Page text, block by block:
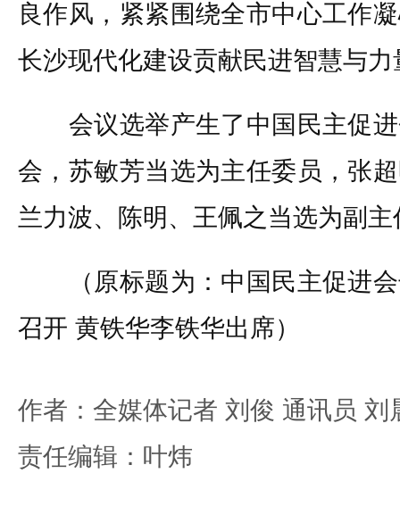
良作风，紧紧围绕全市中心工作
长沙现代化建设贡献民进智慧与力
会议选举产生了中国民主促进
会，苏敏芳当选为主任委员，张
兰力波、陈明、王佩之当选为副
（原标题为：中国民主促进会
召开 黄铁华李铁华出席）
作者：全媒体记者 刘俊 通讯员 刘
责任编辑：叶炜